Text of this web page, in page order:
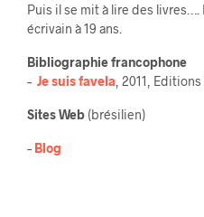
Puis il se mit à lire des livres….
écrivain à 19 ans.
Bibliographie francophone
– Je suis favela , 2011,
Sites Web (brésilien)
– Blog